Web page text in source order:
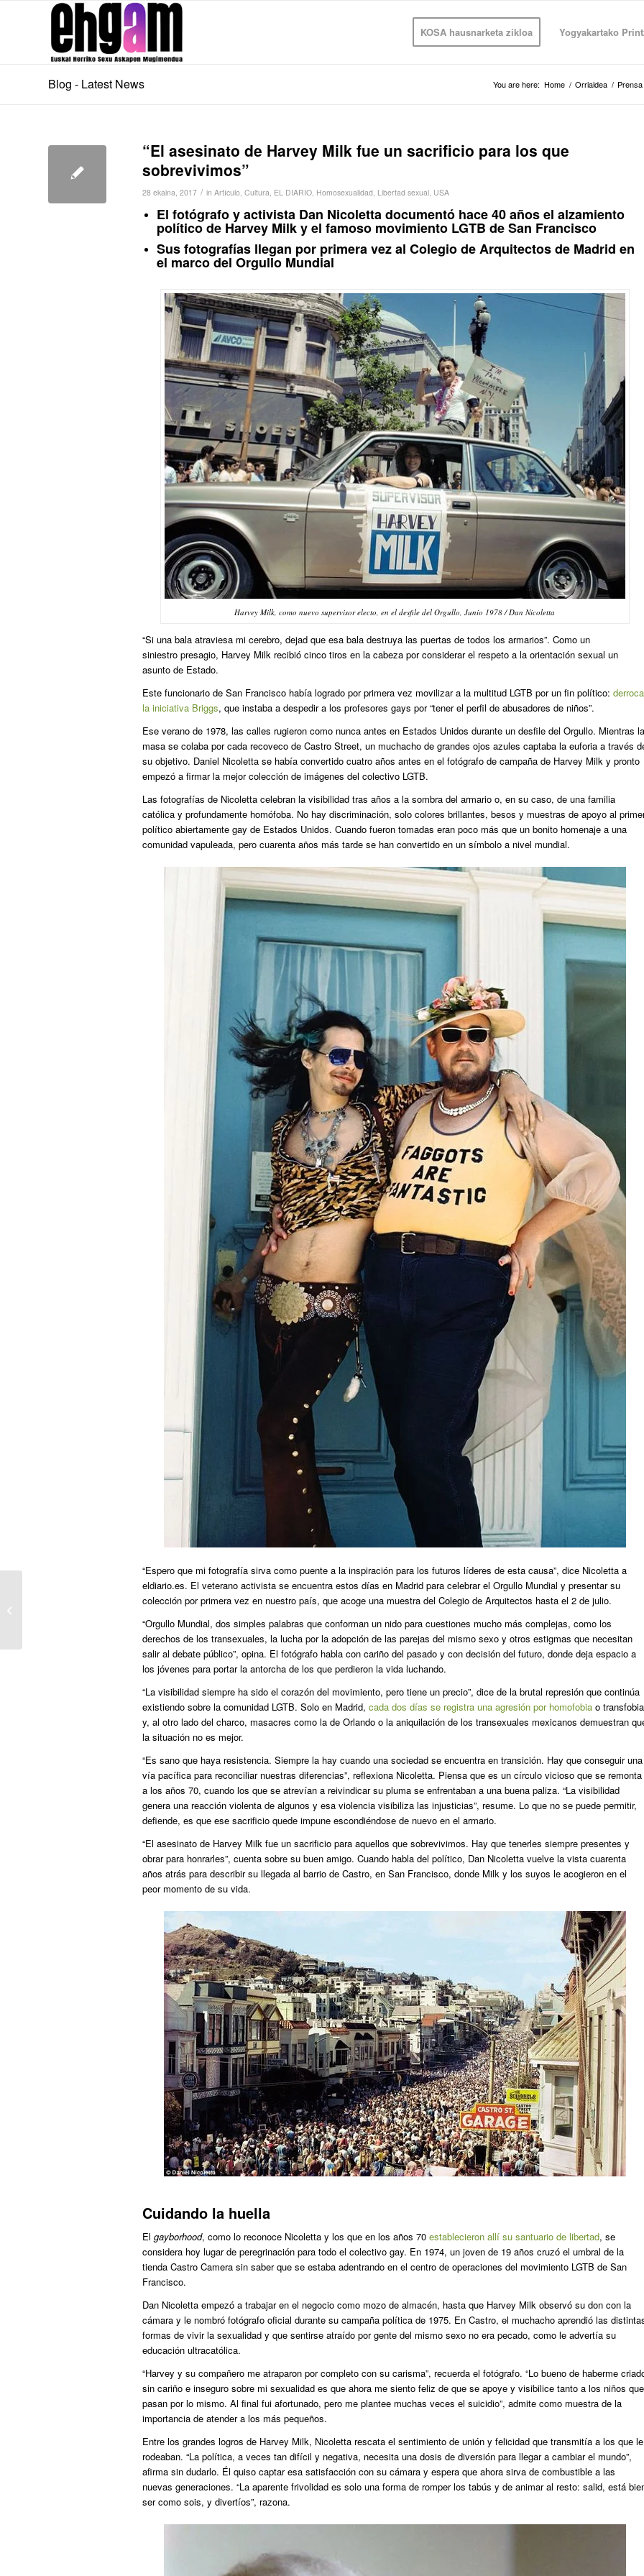
KOSA hausnarketa zikloa Yogyakartako
Blog - Latest News You are here: Home / Orrialdea / Prensa
“El asesinato de Harvey Milk fue un sacrificio para los que
sobrevivimos”
28 ekaina, 2017 / in Artículo, Cultura, EL DIARIO, Homosexualidad, Libertad sexual, USA
El fotógrafo y activista Dan Nicoletta documentó hace 40 años el alzamiento
político de Harvey Milk y el famoso movimiento LGTB de San Francisco
Sus fotografías llegan por primera vez al Colegio de Arquitectos de Madrid en
el marco del Orgullo Mundial
Harvey Milk, como nuevo supervisor electo, en el desfile del Orgullo, Junio 1978 / Dan Nicoletta
“Si una bala atraviesa mi cerebro, dejad que esa bala destruya las puertas de todos los armarios”. Como un
siniestro presagio, Harvey Milk recibió cinco tiros en la cabeza por considerar el respeto a la orientación sexual un
asunto de Estado.
Este funcionario de San Francisco había logrado por primera vez movilizar a la multitud LGTB por un fin político:
la iniciativa Briggs, que instaba a despedir a los profesores gays por “tener el perfil de abusadores de niños”.
Ese verano de 1978, las calles rugieron como nunca antes en Estados Unidos durante un desfile del Orgullo. Mientras la
masa se colaba por cada recoveco de Castro Street, un muchacho de grandes ojos azules captaba la euforia a través
su objetivo. Daniel Nicoletta se había convertido cuatro años antes en el fotógrafo de campaña de Harvey Milk y pronto
empezó a firmar la mejor colección de imágenes del colectivo LGTB.
Las fotografías de Nicoletta celebran la visibilidad tras años a la sombra del armario o, en su caso, de una familia
católica y profundamente homófoba. No hay discriminación, solo colores brillantes, besos y muestras de apoyo al
político abiertamente gay de Estados Unidos. Cuando fueron tomadas eran poco más que un bonito homenaje a una
comunidad vapuleada, pero cuarenta años más tarde se han convertido en un símbolo a nivel mundial.
“Espero que mi fotografía sirva como puente a la inspiración para los futuros líderes de esta causa”, dice Nicoletta a
eldiario.es. El veterano activista se encuentra estos días en Madrid para celebrar el Orgullo Mundial y presentar su
colección por primera vez en nuestro país, que acoge una muestra del Colegio de Arquitectos hasta el 2 de julio.
“Orgullo Mundial, dos simples palabras que conforman un nido para cuestiones mucho más complejas, como los
derechos de los transexuales, la lucha por la adopción de las parejas del mismo sexo y otros estigmas que necesitan
salir al debate público”, opina. El fotógrafo habla con cariño del pasado y con decisión del futuro, donde deja espacio a
los jóvenes para portar la antorcha de los que perdieron la vida luchando.
“La visibilidad siempre ha sido el corazón del movimiento, pero tiene un precio”, dice de la brutal represión que continúa
existiendo sobre la comunidad LGTB. Solo en Madrid, cada dos días se registra una agresión por homofobia o transfobia
y, al otro lado del charco, masacres como la de Orlando o la aniquilación de los transexuales mexicanos demuestran
la situación no es mejor.
“Es sano que haya resistencia. Siempre la hay cuando una sociedad se encuentra en transición. Hay que conseguir una
vía pacífica para reconciliar nuestras diferencias”, reflexiona Nicoletta. Piensa que es un círculo vicioso que se remonta
a los años 70, cuando los que se atrevían a reivindicar su pluma se enfrentaban a una buena paliza. “La visibilidad
genera una reacción violenta de algunos y esa violencia visibiliza las injusticias”, resume. Lo que no se puede permitir,
defiende, es que ese sacrificio quede impune escondiéndose de nuevo en el armario.
“El asesinato de Harvey Milk fue un sacrificio para aquellos que sobrevivimos. Hay que tenerles siempre presentes y
obrar para honrarles”, cuenta sobre su buen amigo. Cuando habla del político, Dan Nicoletta vuelve la vista cuarenta
años atrás para describir su llegada al barrio de Castro, en San Francisco, donde Milk y los suyos le acogieron en el
peor momento de su vida.
Cuidando la huella
El gayborhood, como lo reconoce Nicoletta y los que en los años 70 establecieron allí su santuario de libertad, se
considera hoy lugar de peregrinación para todo el colectivo gay. En 1974, un joven de 19 años cruzó el umbral de la
tienda Castro Camera sin saber que se estaba adentrando en el centro de operaciones del movimiento LGTB de San
Francisco.
Dan Nicoletta empezó a trabajar en el negocio como mozo de almacén, hasta que Harvey Milk observó su don con la
cámara y le nombró fotógrafo oficial durante su campaña política de 1975. En Castro, el muchacho aprendió las
formas de vivir la sexualidad y que sentirse atraído por gente del mismo sexo no era pecado, como le advertía su
educación ultracatólica.
“Harvey y su compañero me atraparon por completo con su carisma”, recuerda el fotógrafo. “Lo bueno de haberme
sin cariño e inseguro sobre mi sexualidad es que ahora me siento feliz de que se apoye y visibilice tanto a los niños que
pasan por lo mismo. Al final fui afortunado, pero me plantee muchas veces el suicidio”, admite como muestra de la
importancia de atender a los más pequeños.
Entre los grandes logros de Harvey Milk, Nicoletta rescata el sentimiento de unión y felicidad que transmitía a los que le
rodeaban. “La política, a veces tan difícil y negativa, necesita una dosis de diversión para llegar a cambiar el mundo”,
afirma sin dudarlo. Él quiso captar esa satisfacción con su cámara y espera que ahora sirva de combustible a las
nuevas generaciones. “La aparente frivolidad es solo una forma de romper los tabús y de animar al resto: salid, está
ser como sois, y divertíos”, razona.
Gipuzkoa renueva su compromiso en